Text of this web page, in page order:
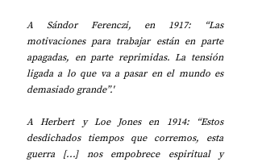
A Sándor Ferenczi, en 1917: “Las
motivaciones para trabajar están en parte
apagadas, en parte reprimidas. La tensión
ligada a lo que va a pasar en el mundo es
demasiado grande”.'
A Herbert y Loe Jones en 1914: “Estos
desdichados tiempos que corremos, esta
guerra [...] nos empobrece espiritual y